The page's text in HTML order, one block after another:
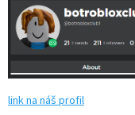
link na náš profil